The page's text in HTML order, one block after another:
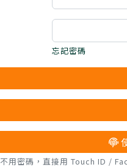
忘記密碼
用密碼，直接用 Touch ID /